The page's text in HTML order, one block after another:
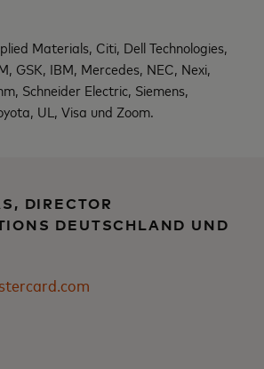
Materials, Citi, Dell Technologies,
GSK, IBM, Mercedes, NEC, Nexi,
Schneider Electric, Siemens,
UL, Visa und Zoom.
DIRECTOR
DEUTSCHLAND UND